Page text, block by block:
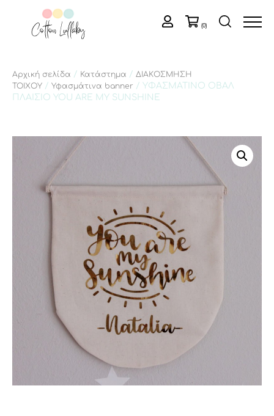
(0)
Αρχική σελίδα / Κατάστημα / ΔΙΑΚΟΣΜΗΣΗ
ΤΟΙΧΟΥ / Υφασμάτινα banner / ΥΦΑΣΜΑΤΙΝΟ ΟΒΑΛ
ΠΛΑΙΣΙΟ YOU ARE MY SUNSHINE